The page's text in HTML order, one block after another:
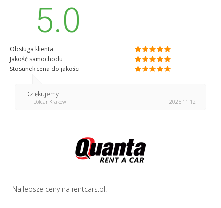
5.0
Obsługa klienta
Jakość samochodu
Stosunek cena do jakości
Dziękujemy !
Dolcar Kraków 2025-11-12
Najlepsze ceny na rentcars.pl!